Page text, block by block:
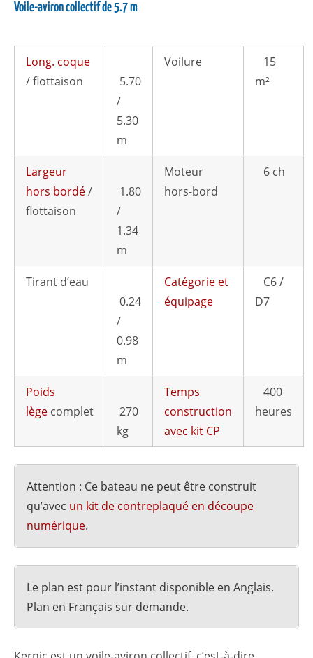
Voile-aviron collectif de 5.7 m
Long. coque
/ flottaison
5.70
/
5.30
m
Voilure
15
m²
Largeur
hors bordé/
flottaison
1.80
/
1.34
m
Moteur
hors-bord
6 ch
Tirant d’eau
0.24
/
0.98
m
Catégorie et
équipage
C6 /
D7
Poids
lège complet
270
kg
Temps
construction
avec kit CP
400
heures
Attention : Ce bateau ne peut être construit
qu’avec un kit de contreplaqué en découpe
numérique.
Le plan est pour l’instant disponible en Anglais.
Plan en Français sur demande.